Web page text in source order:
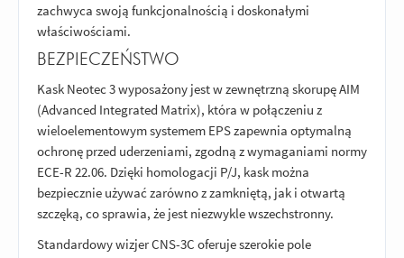
zachwyca swoją funkcjonalnością i doskonałymi
właściwościami.
BEZPIECZEŃSTWO
Kask Neotec 3 wyposażony jest w zewnętrzną skorupę AIM
(Advanced Integrated Matrix), która w połączeniu z
wieloelementowym systemem EPS zapewnia optymalną
ochronę przed uderzeniami, zgodną z wymaganiami normy
ECE-R 22.06. Dzięki homologacji P/J, kask można
bezpiecznie używać zarówno z zamkniętą, jak i otwartą
szczęką, co sprawia, że jest niezwykle wszechstronny.
Standardowy wizjer CNS-3C oferuje szerokie pole